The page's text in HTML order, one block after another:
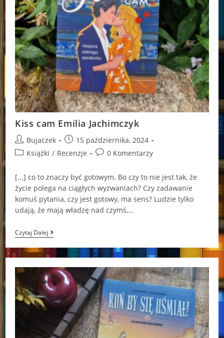
Kiss cam Emilia Jachimczyk
Post
author:
Bujaczek
Post
published:
15 października, 2024
PostKsiążki / Recenzje
Post0 Komentarzy
[...] co to zna­czy być go­to­wym. Bo czy to nie jest tak, że
życie po­le­ga na cią­głych wy­zwa­niach? Czy za­da­wa­nie
komuś py­ta­nia, czy jest go­to­wy, ma sens? Lu­dzie tylko
udają, że mają wła­dzę nad czymś,…
Czytaj DalejKiss
Cam
Emilia
Jachimczyk